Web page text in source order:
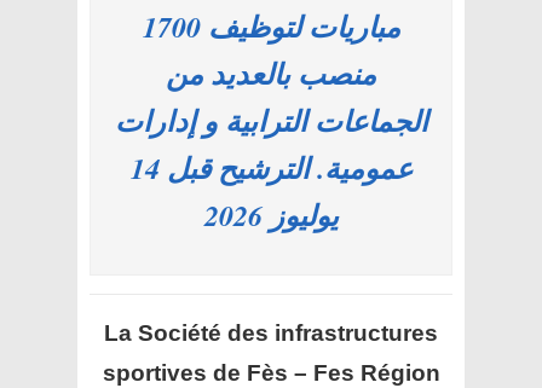
مباريات لتوظيف 1700
منصب بالعديد من
الجماعات الترابية و إدارات
عمومية. الترشيح قبل 14
يوليوز 2026
La Société des infrastructures
sportives de Fès – Fes Région